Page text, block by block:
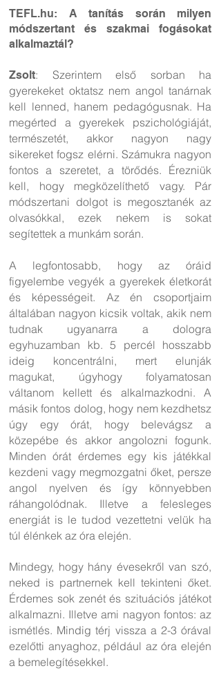
TEFL.hu: A tanítás során milyen
módszertant és szakmai fogásokat
alkalmaztál?
Zsolt: Szerintem első sorban ha
gyerekeket oktatsz nem angol tanárnak
kell lenned, hanem pedagógusnak. Ha
megérted a gyerekek pszichológiáját,
természetét, akkor nagyon nagy
sikereket fogsz elérni. Számukra nagyon
fontos a szeretet, a törődés. Érezniük
kell, hogy megközelíthető vagy. Pár
módszertani dolgot is megosztanék az
olvasókkal, ezek nekem is sokat
segítettek a munkám során.
A legfontosabb, hogy az óráid
figyelembe vegyék a gyerekek életkorát
és képességeit. Az én csoportjaim
általában nagyon kicsik voltak, akik nem
tudnak ugyanarra a dologra
egyhuzamban kb. 5 percél hosszabb
ideig koncentrálni, mert elunják
magukat, úgyhogy folyamatosan
váltanom kellett és alkalmazkodni. A
másik fontos dolog, hogy nem kezdhetsz
úgy egy órát, hogy belevágsz a
közepébe és akkor angolozni fogunk.
Minden órát érdemes egy kis játékkal
kezdeni vagy megmozgatni őket, persze
angol nyelven és így könnyebben
ráhangolódnak. Illetve a felesleges
energiát is le tudod vezettetni velük ha
túl élénkek az óra elején.
Mindegy, hogy hány évesekről van szó,
neked is partnernek kell tekinteni őket.
Érdemes sok zenét és szituációs játékot
alkalmazni. Illetve ami nagyon fontos: az
ismétlés. Mindig térj vissza a 2-3 órával
ezelőtti anyaghoz, például az óra elején
a bemelegítésekkel.